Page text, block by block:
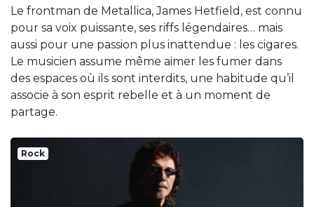
Le frontman de Metallica, James Hetfield, est connu
pour sa voix puissante, ses riffs légendaires… mais
aussi pour une passion plus inattendue : les cigares.
Le musicien assume même aimer les fumer dans
des espaces où ils sont interdits, une habitude qu’il
associe à son esprit rebelle et à un moment de
partage.
Rock